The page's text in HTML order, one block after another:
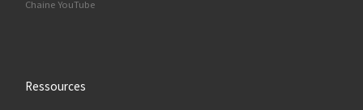
Chaine YouTube
Ressources